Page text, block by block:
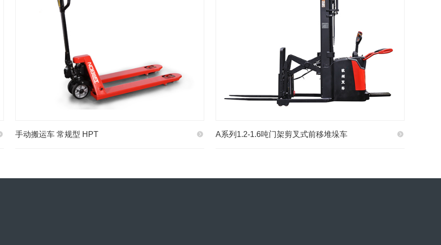
手动搬运车 常规型 HPT A系列1.2-1.6吨门架剪叉式前移堆垛车